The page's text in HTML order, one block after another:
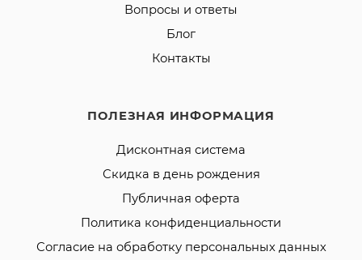
Вопросы и ответы
Блог
Контакты
ПОЛЕЗНАЯ ИНФОРМАЦИЯ
Дисконтная система
Скидка в день рождения
Публичная оферта
Политика конфиденциальности
Согласие на обработку персональных данных